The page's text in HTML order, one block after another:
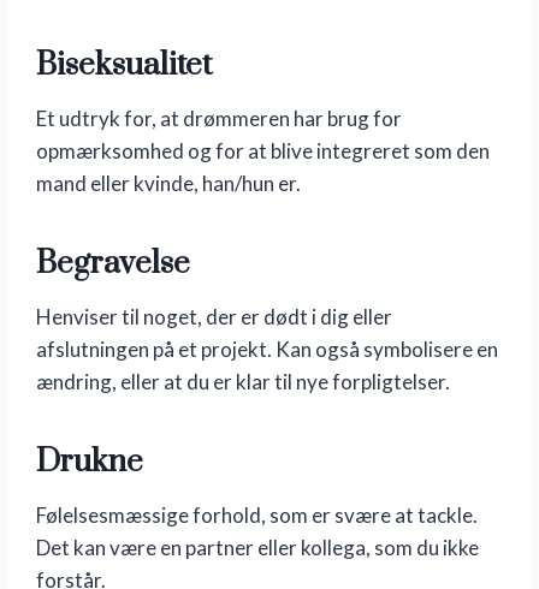
Biseksualitet
Et udtryk for, at drømmeren har brug for
opmærksomhed og for at blive integreret som den
mand eller kvinde, han/hun er.
Begravelse
Henviser til noget, der er dødt i dig eller
afslutningen på et projekt. Kan også symbolisere en
ændring, eller at du er klar til nye forpligtelser.
Drukne
Følelsesmæssige forhold, som er svære at tackle.
Det kan være en partner eller kollega, som du ikke
forstår.